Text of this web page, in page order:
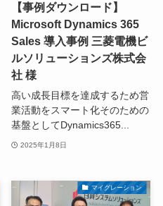
【事例ダウンロード】
Microsoft Dynamics 365
Sales 導入事例 三菱電機ビ
ルソリューションズ株式会
社 様
高い成長目標を達成するため営
業活動をスマート化そのための
基盤としてDynamics365...
2025年1月8日
マイグレーション